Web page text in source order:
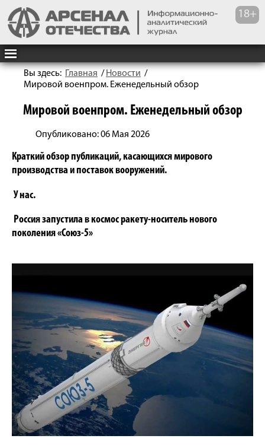
Вы здесь: Главная / Новости /
Мировой военпром. Еженедельный обзор
Мировой военпром. Еженедельный обзор
Опубликовано: 06 Мая 2026
Краткий обзор публикаций, касающихся мирового
производства и поставок вооружений.
У нас.
Россия запустила в космос ракету-носитель нового
поколения «Союз-5»